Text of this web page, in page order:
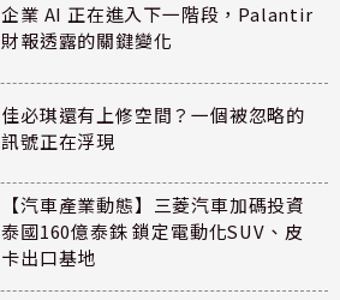
企業 AI 正在進入下一階段，Palantir
財報透露的關鍵變化
佳必琪還有上修空間？一個被忽略的
訊號正在浮現
【汽車產業動態】三菱汽車加碼投資
泰國160億泰銖 鎖定電動化SUV、皮
卡出口基地